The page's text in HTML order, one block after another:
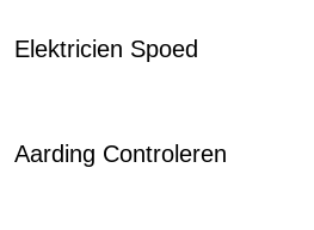
Elektricien Spoed
Aarding Controleren